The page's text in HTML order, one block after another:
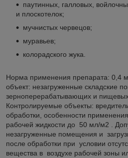
паутинных, галловых,
и плоскотелок;
мучнистых червецов;
муравьев;
колорадского жука.
Норма применения препарата: 0,4
объект: незагруженные складские
зерноперерабатывающих и
Контролируемые объекты:
обработки, особенности
рабочей жидкости до 50 мл/м2 .
незагруженные помещения и
после обработки при условии
вещества в воздухе рабочей зоны